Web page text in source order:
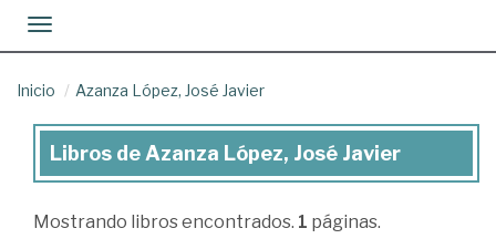
Toggle navigation
Inicio Azanza López, José Javier
Libros
Azanza
Libros de Azanza López, José Javier
Mostrando libros encontrados. 1 páginas.